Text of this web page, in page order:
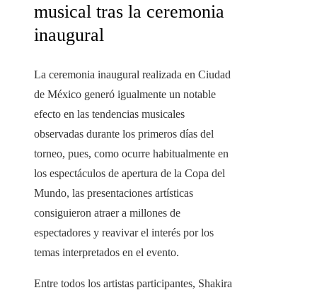
musical tras la ceremonia
inaugural
La ceremonia inaugural realizada en Ciudad
de México generó igualmente un notable
efecto en las tendencias musicales
observadas durante los primeros días del
torneo, pues, como ocurre habitualmente en
los espectáculos de apertura de la Copa del
Mundo, las presentaciones artísticas
consiguieron atraer a millones de
espectadores y reavivar el interés por los
temas interpretados en el evento.
Entre todos los artistas participantes, Shakira